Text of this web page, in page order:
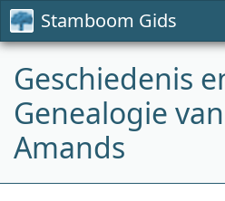
Stamboom Gids
Geschiedenis
Genealogie
Amands